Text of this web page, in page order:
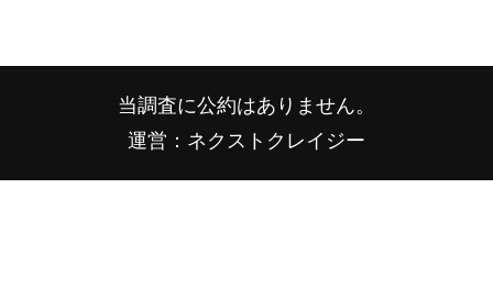
当調査に公約はありません。
運営：ネクストクレイジー